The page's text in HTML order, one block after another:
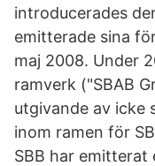
introducerades
emitterade sina
maj 2008. Under
ramverk ("SBAB
utgivande av icke
inom ramen för
SBB har emitterat